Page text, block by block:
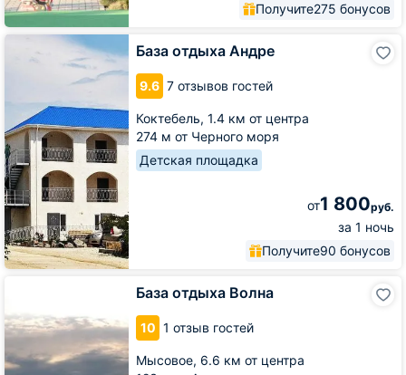
Получите275 бонусов
База отдыха Андре
9.6 7 отзывов гостей
Коктебель, 1.4 км от центра
274 м от Черного моря
Детская площадка
от1 800руб.
за 1 ночь
Получите90 бонусов
отдыха
База отдыха Волна
10 1 отзыв гостей
Мысовое, 6.6 км от центра
Волна